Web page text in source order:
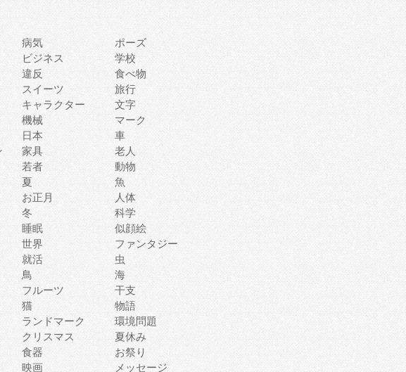
病気
ポーズ
ビジネス
学校
違反
食べ物
スイーツ
旅行
キャラクター
文字
機械
マーク
日本
車
家具
老人
若者
動物
夏
魚
お正月
人体
冬
科学
睡眠
似顔絵
世界
ファンタジー
就活
虫
鳥
海
フルーツ
干支
猫
物語
ランドマーク
環境問題
クリスマス
夏休み
食器
お祭り
映画 メッセージ